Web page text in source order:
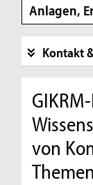
Anlagen,
Kontakt
von